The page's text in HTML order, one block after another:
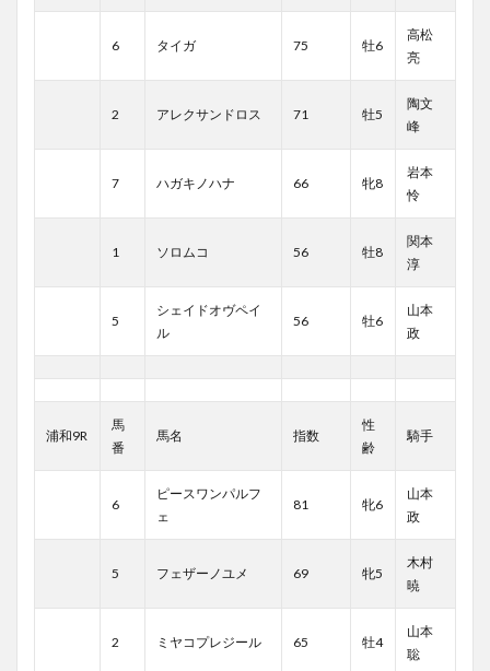
6 タイガ 75 牡6
高松
亮
2 アレクサンドロス 71 牡5
陶文
峰
7 ハガキノハナ 66 牝8
岩本
怜
1 ソロムコ 56 牡8
関本
淳
5
シェイドオヴペイ
ル
56 牡6
山本
政
浦和9R
馬
番
馬名 指数
性
齢
騎手
6
ピースワンパルフ
ェ
81 牝6
山本
政
5 フェザーノユメ 69 牝5
木村
暁
2 ミヤコプレジール 65 牡4
山本
聡